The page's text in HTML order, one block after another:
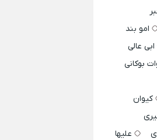
امو بند
ابی عالی
بوکانی
کیوان
علیها